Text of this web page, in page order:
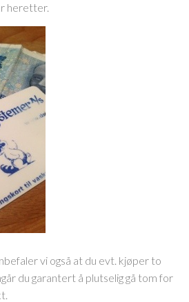
heretter.
vi også at du evt. kjøper to
du garantert å plutselig gå tom for